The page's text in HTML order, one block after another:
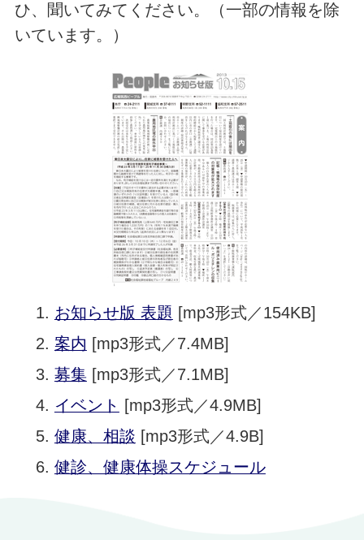
ひ、聞いてみてください。（一部の情報を除
いています。）
お知らせ版 表題 [mp3形式／154KB]
案内 [mp3形式／7.4MB]
募集 [mp3形式／7.1MB]
イベント
[mp3形式／4.9MB]
健康、相談 [mp3形式／4.9B]
健診、健康体操スケジュール